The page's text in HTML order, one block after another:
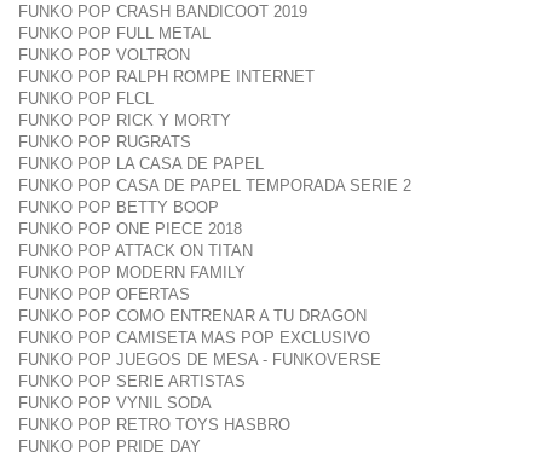
FUNKO POP CRASH BANDICOOT 2019
FUNKO POP FULL METAL
FUNKO POP VOLTRON
FUNKO POP RALPH ROMPE INTERNET
FUNKO POP FLCL
FUNKO POP RICK Y MORTY
FUNKO POP RUGRATS
FUNKO POP LA CASA DE PAPEL
FUNKO POP CASA DE PAPEL TEMPORADA SERIE 2
FUNKO POP BETTY BOOP
FUNKO POP ONE PIECE 2018
FUNKO POP ATTACK ON TITAN
FUNKO POP MODERN FAMILY
FUNKO POP OFERTAS
FUNKO POP COMO ENTRENAR A TU DRAGON
FUNKO POP CAMISETA MAS POP EXCLUSIVO
FUNKO POP JUEGOS DE MESA - FUNKOVERSE
FUNKO POP SERIE ARTISTAS
FUNKO POP VYNIL SODA
FUNKO POP RETRO TOYS HASBRO
FUNKO POP PRIDE DAY